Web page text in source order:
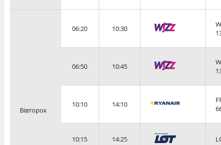
Вівторок
06:20 10:30
06:50 10:45
10:10 14:10
10:15 14:25